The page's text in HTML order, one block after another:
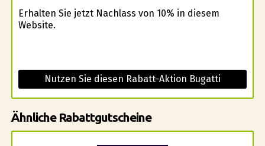
Erhalten Sie jetzt Nachlass von 10% in diesem
Website.
Nutzen Sie diesen Rabatt-Aktion Bugatti
Ähnliche Rabattgutscheine